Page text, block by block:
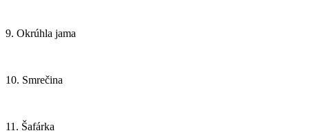
9. Okrúhla jama
10. Smrečina
11. Šafárka